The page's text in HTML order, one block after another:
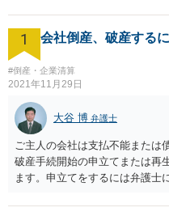
1 会社倒産、破産する
#倒産・企業清算
2021年11月29日
大谷 博 弁護士
ご主人の会社は支払不能または
破産手続開始の申立てまたは再
ます。申立てをするには弁護士